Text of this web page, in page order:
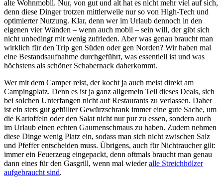
alte Wohnmobil. Nur, von gut und alt hat es nicht mehr viel auf sich,
denn diese Dinger trotzen mittlerweile nur so von High-Tech und
optimierter Nutzung. Klar, denn wer im Urlaub dennoch in den
eigenen vier Wänden – wenn auch mobil – sein will, der gibt sich
nicht unbedingt mit wenig zufrieden. Aber was genau braucht man
wirklich für den Trip gen Süden oder gen Norden? Wir haben mal
eine Bestandsaufnahme durchgeführt, was essentiell ist und was
höchstens als schöner Schabernack daherkommt.
Wer mit dem Camper reist, der kocht ja auch meist direkt am
Campingplatz. Denn es ist ja ganz allgemein Teil dieses Deals, sich
bei solchen Unterfangen nicht auf Restaurants zu verlassen. Daher
ist ein stets gut gefüllter Gewürzschrank immer eine gute Sache, um
die Kartoffeln oder den Salat nicht nur pur zu essen, sondern auch
im Urlaub einen echten Gaumenschmaus zu haben. Zudem nehmen
diese Dinge wenig Platz ein, sodass man sich nicht zwischen Salz
und Pfeffer entscheiden muss. Übrigens, auch für Nichtraucher gilt:
immer ein Feuerzeug eingepackt, denn oftmals braucht man genau
dann eines für den Gasgrill, wenn mal wiederalle Streichhölzer
aufgebraucht sind.